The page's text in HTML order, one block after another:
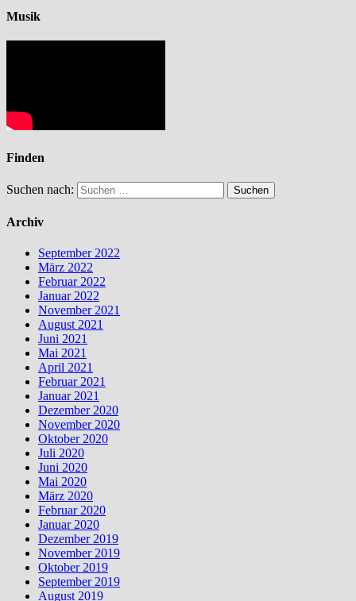
Musik
Finden
Suchen nach:
Archiv
September 2022
März 2022
Februar 2022
Januar 2022
November 2021
August 2021
Juni 2021
Mai 2021
April 2021
Februar 2021
Januar 2021
Dezember 2020
November 2020
Oktober 2020
Juli 2020
Juni 2020
Mai 2020
März 2020
Februar 2020
Januar 2020
Dezember 2019
November 2019
Oktober 2019
September 2019
August 2019